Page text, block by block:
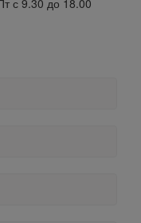
с 9.30 до 18.00